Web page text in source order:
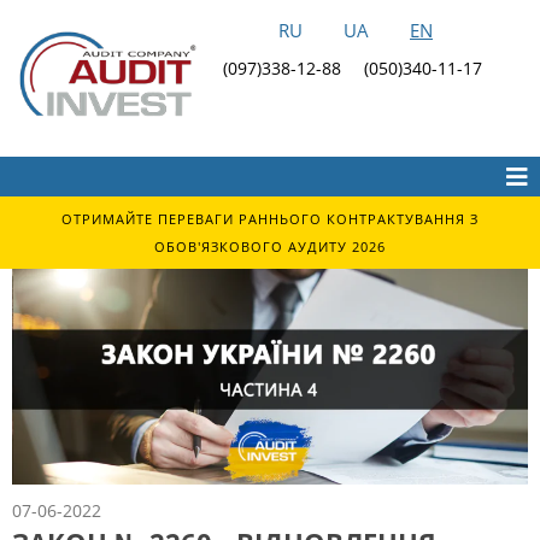
RU UA EN
(097)338-12-88 (050)340-11-17
ОТРИМАЙТЕ ПЕРЕВАГИ РАННЬОГО КОНТРАКТУВАННЯ З
ОБОВ'ЯЗКОВОГО АУДИТУ 2026
07-06-2022